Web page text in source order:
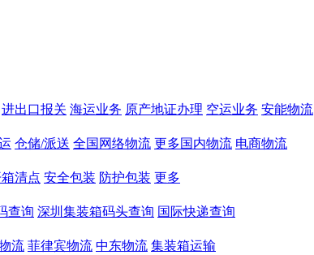
进出口报关 海运业务 原产地证办理 空运业务 安能物流
仓储/派送 全国网络物流 更多国内物流 电商物流
清点 安全包装 防护包装 更多
查询 深圳集装箱码头查询 国际快递查询
流 菲律宾物流 中东物流 集装箱运输